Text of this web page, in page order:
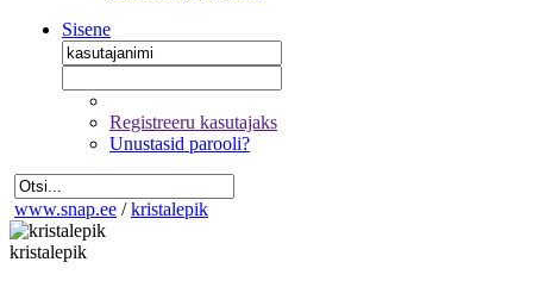
Sisene
Registreeru kasutajaks
Unustasid parooli?
www.snap.ee / kristalepik
kristalepik